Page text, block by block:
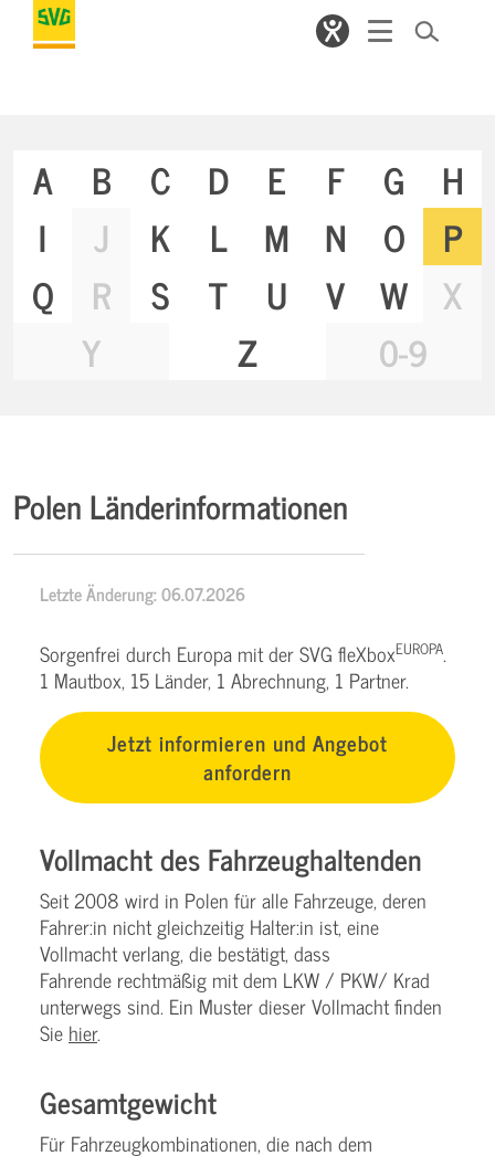
A B C D E F G
H
I
J K L M N O
P
Q
R S T U V W
X
Y
Z 0-9
Polen Länderinformationen
Letzte Änderung: 06.07.2026
Sorgenfrei durch Europa mit der SVG fleXboxEUROPA.
1 Mautbox, 15 Länder, 1 Abrechnung, 1 Partner.
Jetzt informieren und Angebot
anfordern
Vollmacht des Fahrzeughaltenden
Seit 2008 wird in Polen für alle Fahrzeuge, deren
Fahrer:in nicht gleichzeitig Halter:in ist, eine
Vollmacht verlang, die bestätigt, dass
Fahrende rechtmäßig mit dem LKW / PKW/ Krad
unterwegs sind. Ein Muster dieser Vollmacht finden
Sie hier.
Gesamtgewicht
Für Fahrzeugkombinationen, die nach dem